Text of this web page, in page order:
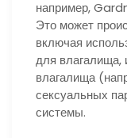
например,
Это может
включая
для влагалища,
влагалища
сексуальных
системы.